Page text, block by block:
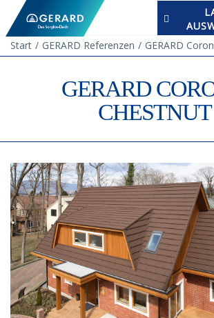
Start
GERARD Referenzen GERARD
GERARD
CHESTNUT